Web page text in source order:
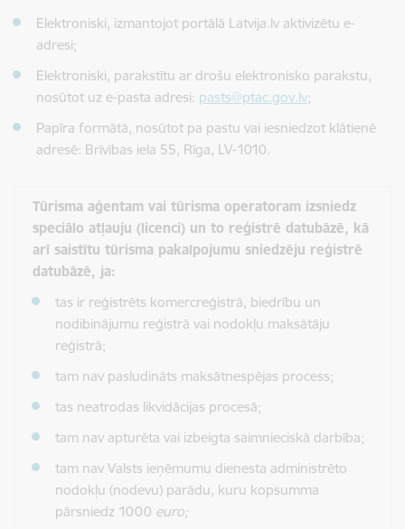
Elektroniski, izmantojot portālā Latvija.lv aktivizētu e-
adresi;
Elektroniski, parakstītu ar drošu elektronisko parakstu,
nosūtot uz e-pasta adresi: pasts@ptac.gov.lv;
Papīra formātā, nosūtot pa pastu vai iesniedzot klātienē
adresē: Brīvības iela 55, Rīga, LV-1010.
Tūrisma aģentam vai tūrisma operatoram izsniedz
speciālo atļauju (licenci) un to reģistrē datubāzē, kā
arī saistītu tūrisma pakalpojumu sniedzēju reģistrē
datubāzē, ja:
tas ir reģistrēts komercreģistrā, biedrību un
nodibinājumu reģistrā vai nodokļu maksātāju
reģistrā;
tam nav pasludināts maksātnespējas process;
tas neatrodas likvidācijas procesā;
tam nav apturēta vai izbeigta saimnieciskā darbība;
tam nav Valsts ieņēmumu dienesta administrēto
nodokļu (nodevu) parādu, kuru kopsumma
pārsniedz 1000 euro;